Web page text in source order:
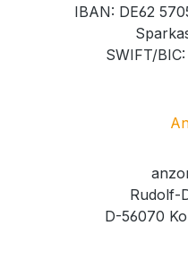
IBAN: DE62
SWIFT/
Rudolf-
D-56070